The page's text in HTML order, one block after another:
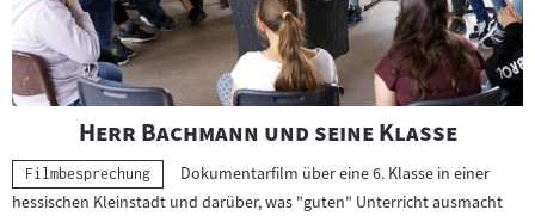
"
Herr Bachmann und seine Klasse"
Kategorie:
Filmbesprechung
Dokumentarfilm über eine 6. Klasse in einer
hessischen Kleinstadt und darüber, was "guten" Unterricht ausmacht